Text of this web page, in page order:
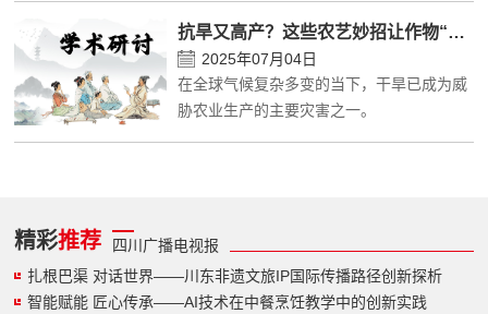
特别声明
关于我们
科普合作
广告服务
加入我们
抗旱又高产？这些农艺妙招让作物“喝饱水、长结实”
2025年07月04日
在全球气候复杂多变的当下，干旱已成为威
胁农业生产的主要灾害之一。
精彩推荐
四川广播电视报
扎根巴渠 对话世界——川东非遗文旅IP国际传播路径创新探析
智能赋能 匠心传承——AI技术在中餐烹饪教学中的创新实践